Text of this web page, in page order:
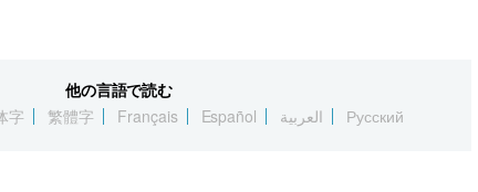
他の言語で読む
字 繁體字 Français Español العربية Русский